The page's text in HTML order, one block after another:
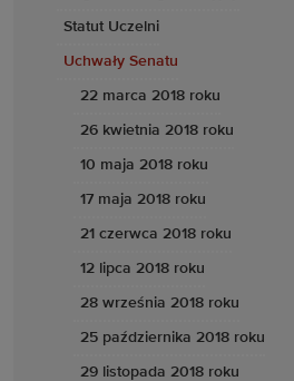
Statut Uczelni
Uchwały Senatu
22 marca 2018 roku
26 kwietnia 2018 roku
10 maja 2018 roku
17 maja 2018 roku
21 czerwca 2018 roku
12 lipca 2018 roku
28 września 2018 roku
25 października 2018 roku
29 listopada 2018 roku